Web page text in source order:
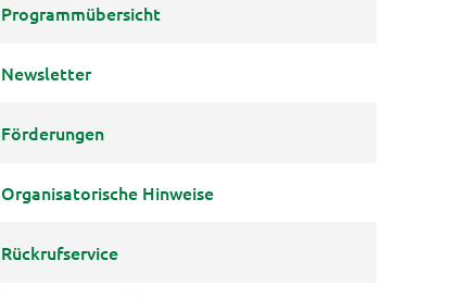
Programmübersicht
Newsletter
Förderungen
Organisatorische Hinweise
Rückrufservice